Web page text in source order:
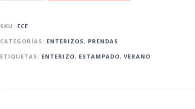
SKU: ECE
CATEGORÍAS: ENTERIZOS, PRENDAS
ETIQUETAS: ENTERIZO, ESTAMPADO, VERANO